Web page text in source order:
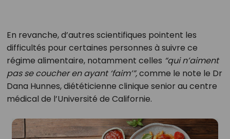
En revanche, d’autres scientifiques pointent les
difficultés pour certaines personnes à suivre ce
régime alimentaire, notamment celles “qui n’aiment
pas se coucher en ayant ‘faim’”,comme le note le Dr
Dana Hunnes, diététicienne clinique senior au centre
médical de l’Université de Californie.